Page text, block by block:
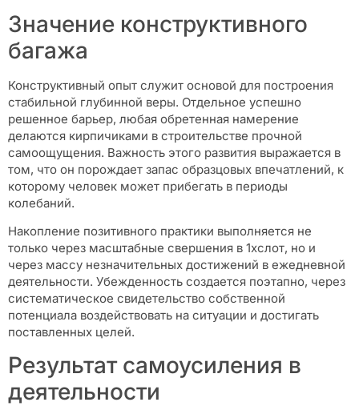
Значение конструктивного
багажа
Конструктивный опыт служит основой для построения
стабильной глубинной веры. Отдельное успешно
решенное барьер, любая обретенная намерение
делаются кирпичиками в строительстве прочной
самоощущения. Важность этого развития выражается в
том, что он порождает запас образцовых впечатлений, к
которому человек может прибегать в периоды
колебаний.
Накопление позитивного практики выполняется не
только через масштабные свершения в 1хслот, но и
через массу незначительных достижений в ежедневной
деятельности. Убежденность создается поэтапно, через
систематическое свидетельство собственной
потенциала воздействовать на ситуации и достигать
поставленных целей.
Результат самоусиления в
деятельности